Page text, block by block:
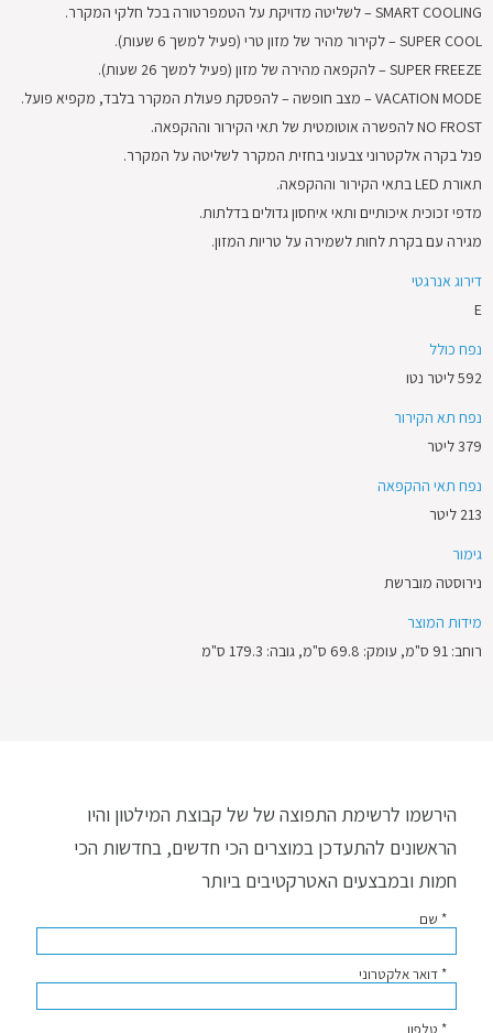
SMART COOLING – לשליטה מדויקת על הטמפרטורה בכל חלקי המקרר.
SUPER COOL – לקירור מהיר של מזון טרי (פעיל למשך 6 שעות).
SUPER FREEZE – להקפאה מהירה של מזון (פעיל למשך 26 שעות).
VACATION MODE – מצב חופשה – להפסקת פעולת המקרר בלבד, מקפיא פועל.
NO FROST להפשרה אוטומטית של תאי הקירור וההקפאה.
פנל בקרה אלקטרוני צבעוני בחזית המקרר לשליטה על המקרר.
תאורת LED בתאי הקירור וההקפאה.
מדפי זכוכית איכותיים ותאי איחסון גדולים בדלתות.
מגירה עם בקרת לחות לשמירה על טריות המזון.
דירוג אנרגטי
E
נפח כולל
592 ליטר נטו
נפח תא הקירור
379 ליטר
נפח תאי ההקפאה
213 ליטר
גימור
נירוסטה מוברשת
מידות המוצר
רוחב: 91 ס"מ, עומק: 69.8 ס"מ, גובה: 179.3 ס"מ
הירשמו לרשימת התפוצה של של קבוצת המילטון והיו
הראשונים להתעדכן במוצרים הכי חדשים, בחדשות הכי
חמות ובמבצעים האטרקטיבים ביותר
* שם
* דואר אלקטרוני